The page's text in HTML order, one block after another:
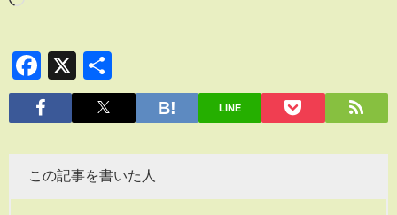
Facebook
X
有
LINE
この記事を書いた人